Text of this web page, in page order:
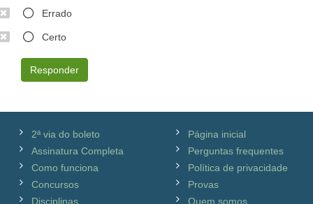
Errado
Certo
Responder
2ª via do boleto
Assinatura Completa
Como funciona
Concursos
Disciplinas
Página inicial
Perguntas frequentes
Política de privacidade
Provas
Quem somos